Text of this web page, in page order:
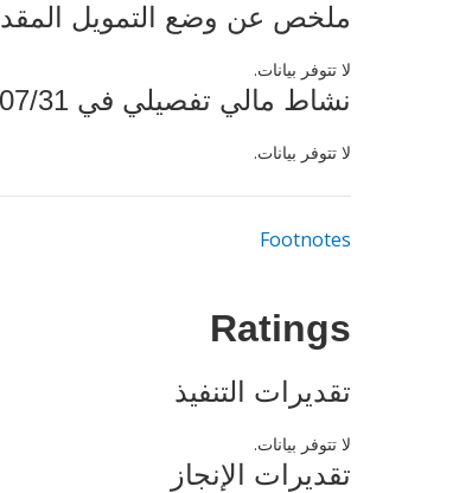
ملخص عن وضع التمويل المقدم من
لا تتوفر بيانات.
نشاط مالي تفصيلي في 2026/07/31
لا تتوفر بيانات.
Footnotes
Ratings
تقديرات التنفيذ
لا تتوفر بيانات.
تقديرات الإنجاز